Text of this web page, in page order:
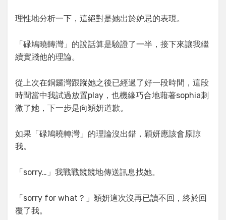
理性地分析一下，這絕對是她出於妒忌的表現。
「碌鳩曉轉灣」的說話算是驗證了一半，接下來讓我繼
續實踐他的理論。
從上次在銅鑼灣跟蹤她之後已經過了好一段時間，這段
時間當中我試過放置play，也機緣巧合地藉著sophia刺
激了她，下一步是向穎妍道歉。
如果「碌鳩曉轉灣」的理論沒出錯，穎妍應該會原諒
我。
「sorry…」我戰戰競競地傳送訊息找她。
「sorry for what？」穎妍這次沒再已讀不回，終於回
覆了我。